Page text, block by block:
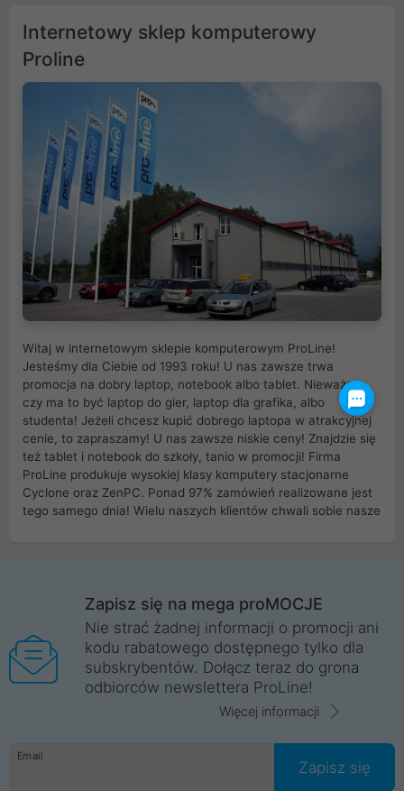
Internetowy sklep komputerowy
Proline
Witaj w internetowym sklepie komputerowym ProLine!
Jesteśmy dla Ciebie od 1993 roku! U nas zawsze trwa
promocja na dobry laptop, notebook albo tablet. Nieważne
czy ma to być laptop do gier, laptop dla grafika, albo
studenta! Jeżeli chcesz kupić dobrego laptopa w atrakcyjnej
cenie, to zapraszamy! U nas zawsze niskie ceny! Znajdzie się
też tablet i notebook do szkoły, tanio w promocji! Firma
ProLine produkuje wysokiej klasy komputery stacjonarne
Cyclone oraz ZenPC. Ponad 97% zamówień realizowane jest
tego samego dnia! Wielu naszych klientów chwali sobie nasze
Wrocław, Poznań, Legnica, Katowice, Gliwice, Kalisz, Bytom,
Trzebnica, Opole. Szybka i profesjonalna obsługa!
ProLine to polska firma ze 100% polskim kapitałem. Działamy
legalnie i płacimy podatki w naszym kraju! Posiadamy siedzibę
główną w Mirkowie oraz salony na terenie kraju. Cała
komunikacja ze sklepem komputerowym ProLine jest
danych osobowych. Dlatego zakup notebooka albo laptopa w
ProLine to czysta przyjemność i pełne bezpieczeństwo.
Zaopatrzysz się u nas w akcesoria i części komputerowe
Zapisz się na mega proMOCJE
Nie strać żadnej informacji o promocji ani
kodu rabatowego dostępnego tylko dla
subskrybentów. Dołącz teraz do grona
odbiorców newslettera ProLine!
Więcej informacji
Email
Zapisz się